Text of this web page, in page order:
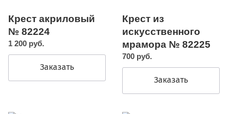
Крест акриловый
№ 82224
1 200 руб.
Заказать
Крест из
искусственного
мрамора № 82225
700 руб.
Заказать